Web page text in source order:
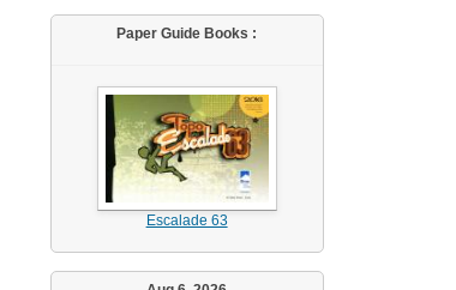
Paper Guide Books :
Escalade 63